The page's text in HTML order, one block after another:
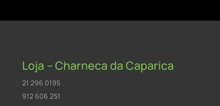
Loja – Charneca da Caparica
21 296 0195
912 606 251